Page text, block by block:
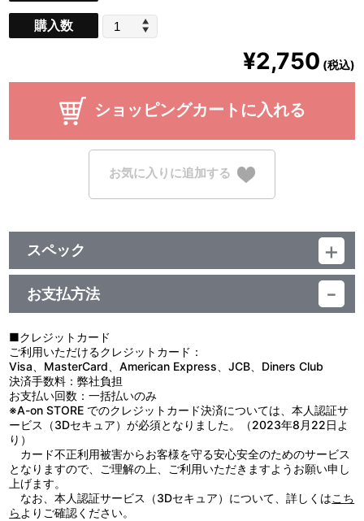
購入数
¥2,750 (税込)
ショッピングカートに入れる
お気に入りに追加する
スペック
品番：BCTJ-4123
サイズ：W150mm×H130mm 厚み：8mm
素材：アクリル
お支払方法
■クレジットカード
ご利用いただけるクレジットカード：
Visa、MasterCard、American Express、JCB、Diners Club
決済手数料：弊社負担
お支払い回数：一括払いのみ
※A-on STORE でのクレジットカード決済については、本人認証サ
ービス（3Dセキュア）が必須となりました。（2023年8月22日よ
り）
カード不正利用被害からお客様を守る安心安全のためのサービス
となりますので、ご理解の上、ご利用いただきますようお願い申し
上げます。
なお、本人認証サービス（3Dセキュア）について、詳しくはこち
ら よりご確認ください。